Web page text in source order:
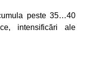
peste 35…40
intensificări ale